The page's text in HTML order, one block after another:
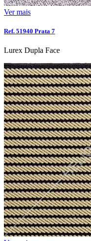
Ver mais
Ref. 51940 Prata 7
Lurex Dupla Face